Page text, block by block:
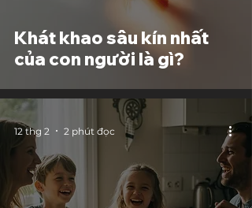
Khát khao sâu kín nhất
của con người là gì?
12 thg 2 2 phút đọc